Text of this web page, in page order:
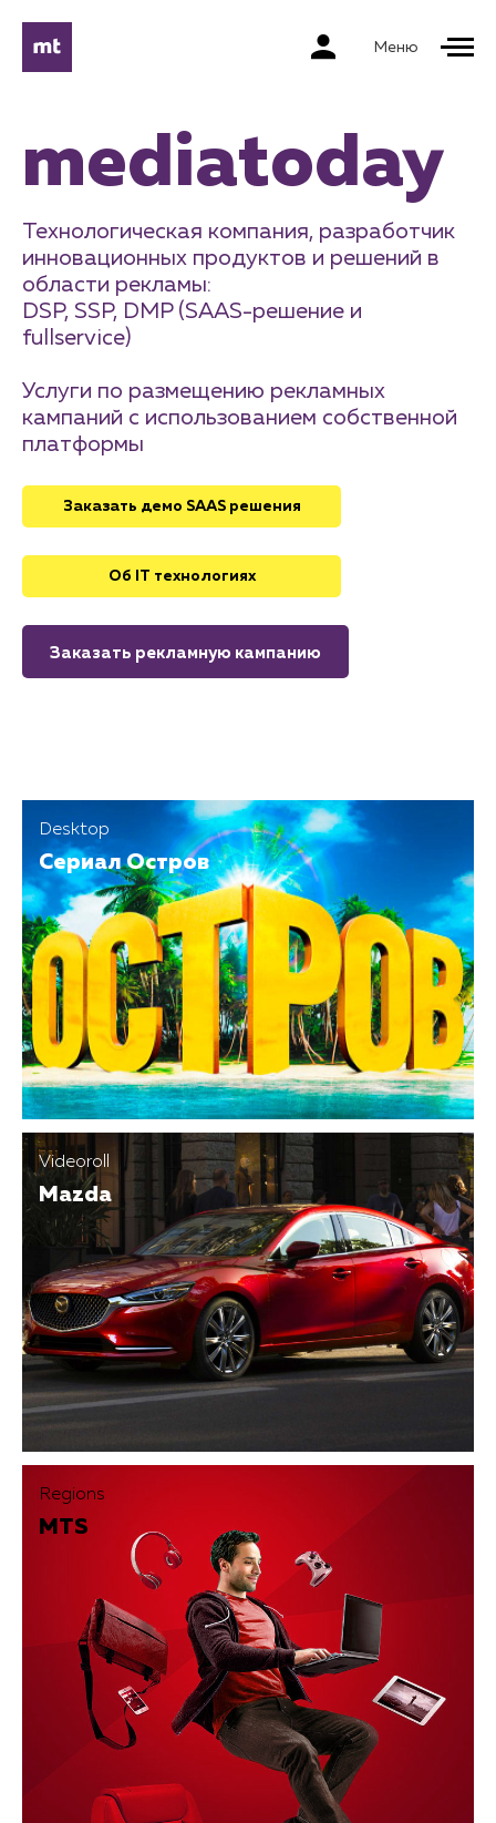
Меню
mediatoday
Технологическая компания, разработчик
инновационных продуктов и решений в
области рекламы:
DSP, SSP, DMP (SAAS-решение и
fullservice)
Услуги по размещению рекламных
кампаний с использованием собственной
платформы
Заказать демо SAAS решения
Об IT технологиях
Заказать рекламную кампанию
Desktop
Сериал Остров
Videoroll
Mazda
Regions
MTS